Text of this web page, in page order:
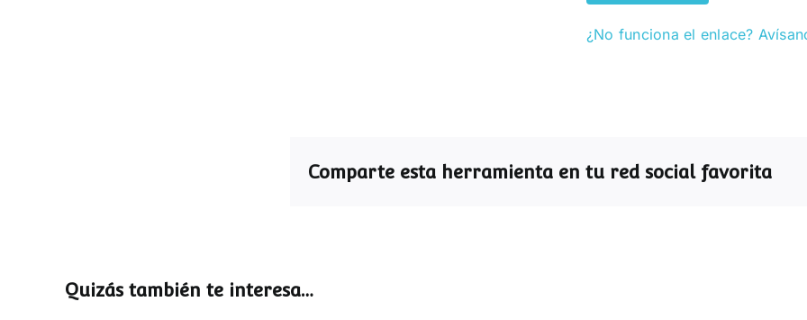
¿No funciona el enlace?
Comparte esta herramienta en tu red social favorita
Quizás también te interesa…